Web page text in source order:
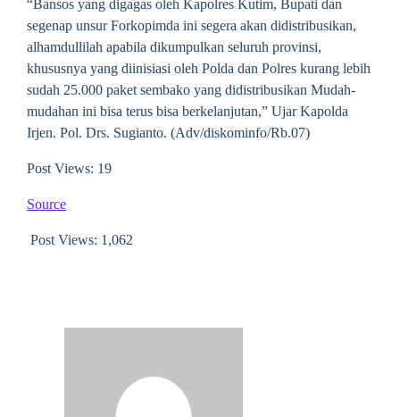
“Bansos yang digagas oleh Kapolres Kutim, Bupati dan
segenap unsur Forkopimda ini segera akan didistribusikan,
alhamdullilah apabila dikumpulkan seluruh provinsi,
khususnya yang diinisiasi oleh Polda dan Polres kurang lebih
sudah 25.000 paket sembako yang didistribusikan Mudah-
mudahan ini bisa terus bisa berkelanjutan,” Ujar Kapolda
Irjen. Pol. Drs. Sugianto. (Adv/diskominfo/Rb.07)
Post Views: 19
Source
Post Views: 1,062